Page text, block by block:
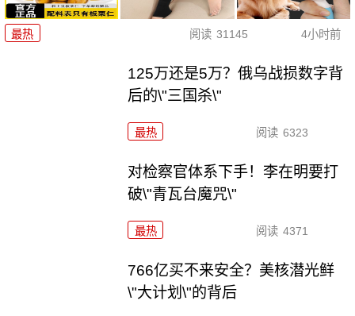
最热 阅读 31145 4小时前
125万还是5万？俄乌战损数字背
后的\"三国杀\"
最热 阅读 6323
对检察官体系下手！李在明要打
破\"青瓦台魔咒\"
最热 阅读 4371
766亿买不来安全？美核潜光鲜
\"大计划\"的背后